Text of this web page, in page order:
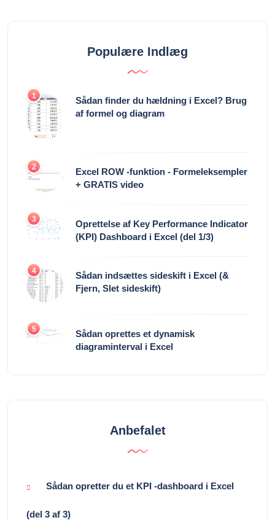
Populære Indlæg
1
Sådan finder du hældning i Excel? Brug
af formel og diagram
2
Excel ROW -funktion - Formeleksempler
+ GRATIS video
3
Oprettelse af Key Performance Indicator
(KPI) Dashboard i Excel (del 1/3)
4
Sådan indsættes sideskift i Excel (&
Fjern, Slet sideskift)
5
Sådan oprettes et dynamisk
diagraminterval i Excel
Anbefalet
Sådan opretter du et KPI -dashboard i Excel
(del 3 af 3)